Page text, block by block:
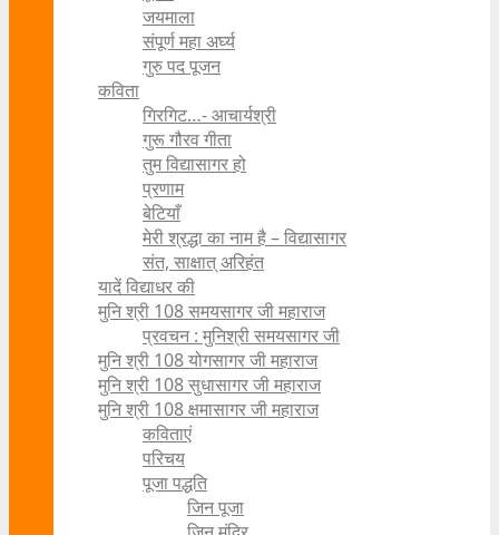
जयमाला
संपूर्ण महा अर्घ्य
गुरु पद पूजन
कविता
गिरगिट…- आचार्यश्री
गुरू गौरव गीता
तुम विद्यासागर हो
प्रणाम
बेटियाँ
मेरी श्रद्धा का नाम है – विद्यासागर
संत, साक्षात् अरिहंत
यादें विद्याधर की
मुनि श्री 108 समयसागर जी महाराज
प्रवचन : मुनिश्री समयसागर जी
मुनि श्री 108 योगसागर जी महाराज
मुनि श्री 108 सुधासागर जी महाराज
मुनि श्री 108 क्षमासागर जी महाराज
कविताएं
परिचय
पूजा पद्धति
जिन पूजा